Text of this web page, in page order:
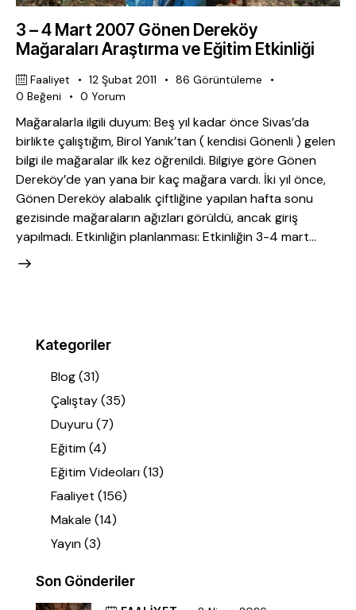
3 – 4 Mart 2007 Gönen Dereköy
Mağaraları Araştırma ve Eğitim Etkinliği
Faaliyet 12 Şubat 2011 86 Görüntüleme
0 Beğeni 0 Yorum
Mağaralarla ilgili duyum: Beş yıl kadar önce Sivas’da
birlikte çalıştığım, Birol Yanık’tan ( kendisi Gönenli ) gelen
bilgi ile mağaralar ilk kez öğrenildi. Bilgiye göre Gönen
Dereköy’de yan yana bir kaç mağara vardı. İki yıl önce,
Gönen Dereköy alabalık çiftliğine yapılan hafta sonu
gezisinde mağaraların ağızları görüldü, ancak giriş
yapılmadı. Etkinliğin planlanması: Etkinliğin 3-4 mart…
Kategoriler
Blog(31)
Çalıştay(35)
Duyuru(7)
Eğitim(4)
Eğitim Videoları(13)
Faaliyet (156)
Makale (14)
Yayın(3)
Son Gönderiler